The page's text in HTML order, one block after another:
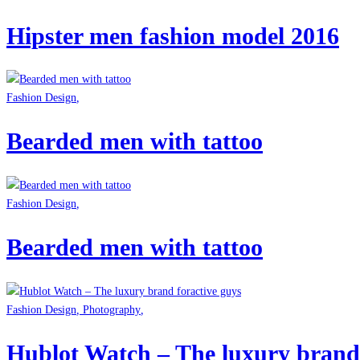
Hipster men fashion model 2016
Fashion Design,
Bearded men with tattoo
Fashion Design,
Bearded men with tattoo
Fashion Design, Photography,
Hublot Watch – The luxury